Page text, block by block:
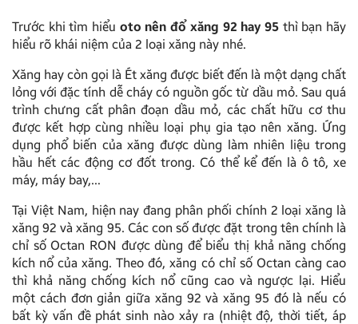
Trước khi tìm hiểu oto nên đổ xăng 92 hay 95thì bạn hãy
hiểu rõ khái niệm của 2 loại xăng này nhé.
Xăng hay còn gọi là Ét xăng được biết đến là một dạng chất
lỏng với đặc tính dễ cháy có nguồn gốc từ dầu mỏ. Sau quá
trình chưng cất phân đoạn dầu mỏ, các chất hữu cơ thu
được kết hợp cùng nhiều loại phụ gia tạo nên xăng. Ứng
dụng phổ biến của xăng được dùng làm nhiên liệu trong
hầu hết các động cơ đốt trong. Có thể kể đến là ô tô, xe
máy, máy bay,…
Tại Việt Nam, hiện nay đang phân phối chính 2 loại xăng là
xăng 92 và xăng 95. Các con số được đặt trong tên chính là
chỉ số Octan RON được dùng để biểu thị khả năng chống
kích nổ của xăng. Theo đó, xăng có chỉ số Octan càng cao
thì khả năng chống kích nổ cũng cao và ngược lại. Hiểu
một cách đơn giản giữa xăng 92 và xăng 95 đó là nếu có
bất kỳ vấn đề phát sinh nào xảy ra (nhiệt độ, thời tiết, áp